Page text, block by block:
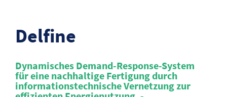
Delfine
Dynamisches Demand-Response-System
für eine nachhaltige Fertigung durch
informationstechnische Vernetzung zur